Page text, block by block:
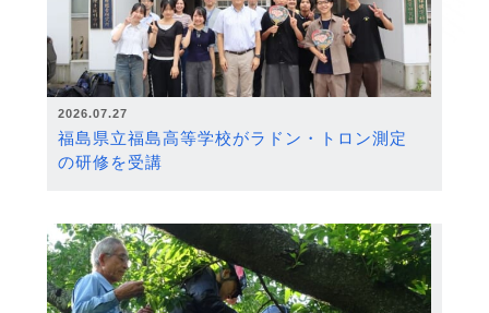
2026.07.27
福島県立福島高等学校がラドン・トロン測定
の研修を受講